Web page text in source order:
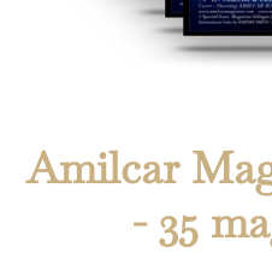
Amilcar
- 35